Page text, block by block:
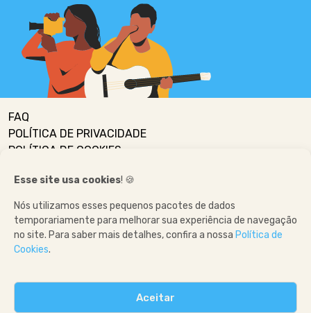
Esse site usa cookies! 🍪
Nós utilizamos esses pequenos pacotes de dados
temporariamente para melhorar sua experiência de navegação
no site. Para saber mais detalhes, confira a nossa Política de
Cookies.
Aceitar
FAQ
POLÍTICA DE PRIVACIDADE
POLÍTICA DE COOKIES
Realização: